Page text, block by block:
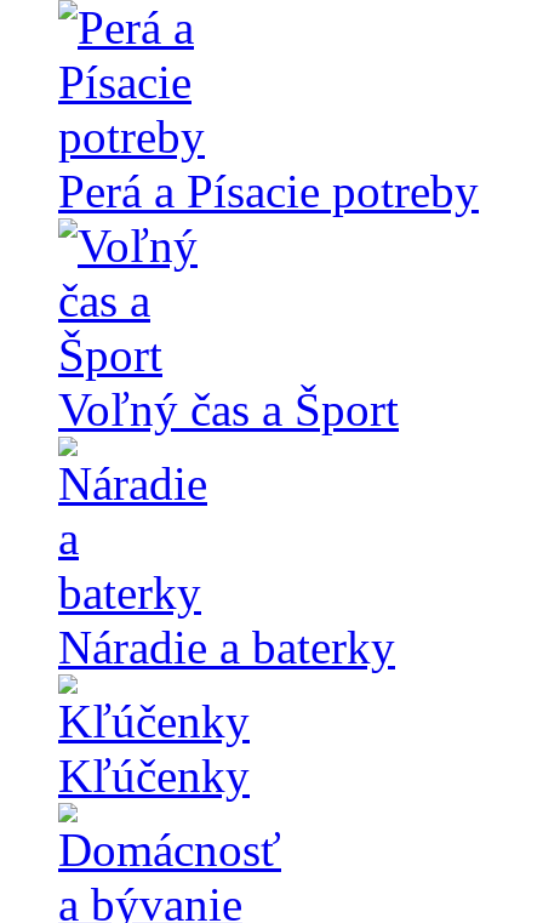
Perá a Písacie potreby
Voľný čas a Šport
Náradie a baterky
Kľúčenky